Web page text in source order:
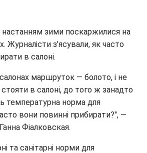
зими поскаржилися на
Журналісти з'ясували, як часто
в салоні.
салонах маршруток — болото, і не
в салоні, до того ж занадто
температурна норма для
вони повинні прибирати?", —
Фіалковская.
та санітарні норми для